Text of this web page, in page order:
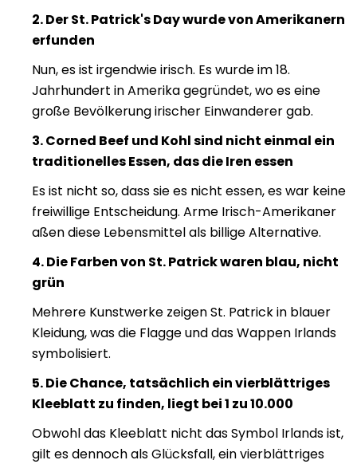
2. Der St. Patrick's Day wurde von Amerikanern
erfunden
Nun, es ist irgendwie irisch. Es wurde im 18.
Jahrhundert in Amerika gegründet, wo es eine
große Bevölkerung irischer Einwanderer gab.
3. Corned Beef und Kohl sind nicht einmal ein
traditionelles Essen, das die Iren essen
Es ist nicht so, dass sie es nicht essen, es war keine
freiwillige Entscheidung. Arme Irisch-Amerikaner
aßen diese Lebensmittel als billige Alternative.
4. Die Farben von St. Patrick waren blau, nicht
grün
Mehrere Kunstwerke zeigen St. Patrick in blauer
Kleidung, was die Flagge und das Wappen Irlands
symbolisiert.
5. Die Chance, tatsächlich ein vierblättriges
Kleeblatt zu finden, liegt bei 1 zu 10.000
Obwohl das Kleeblatt nicht das Symbol Irlands ist,
gilt es dennoch als Glücksfall, ein vierblättriges